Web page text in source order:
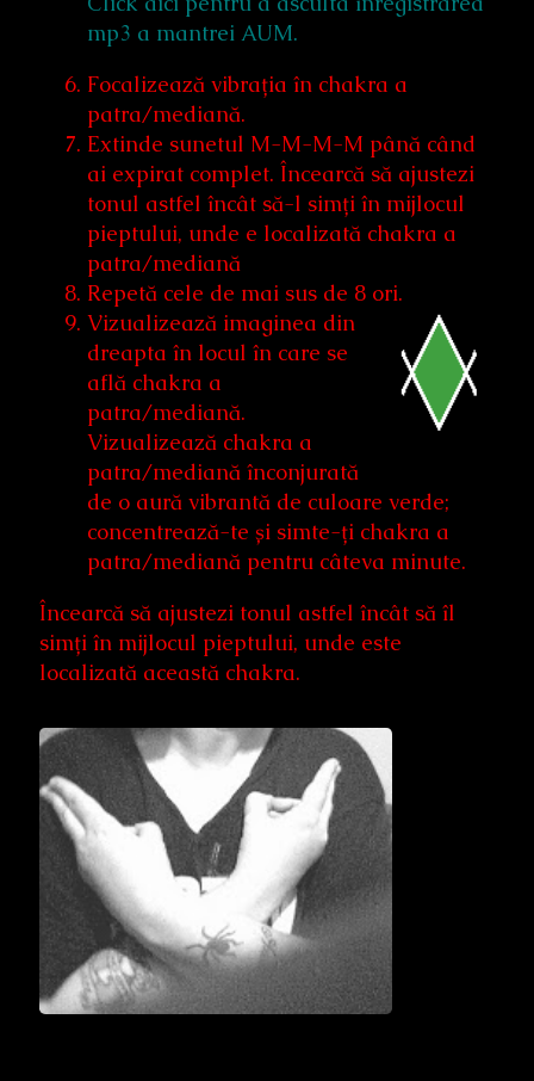
mp3 a mantrei AUM.
Focalizează vibrația în chakra a
patra/mediană.
Extinde sunetul M-M-M-M până când
ai expirat complet. Încearcă să ajustezi
tonul astfel încât să-l simți în mijlocul
pieptului, unde e localizată chakra a
patra/mediană
Repetă cele de mai sus de 8 ori.
Vizualizează imaginea din
dreapta în locul în care se
află chakra a
patra/mediană.
Vizualizează chakra a
patra/mediană înconjurată
de o aură vibrantă de culoare verde;
concentrează-te și simte-ți chakra a
patra/mediană pentru câteva minute.
Încearcă să ajustezi tonul astfel încât să îl
simți în mijlocul pieptului, unde este
localizată această chakra.